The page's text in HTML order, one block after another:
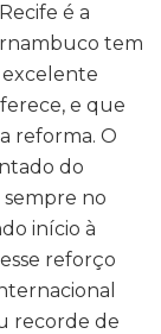
é a
tem
excelente
e que
reforma. O
do
sempre no
início à
reforço
recorde de